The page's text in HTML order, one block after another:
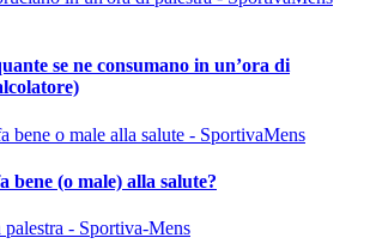
se ne consumano in un’ora di
bene (o male) alla salute?